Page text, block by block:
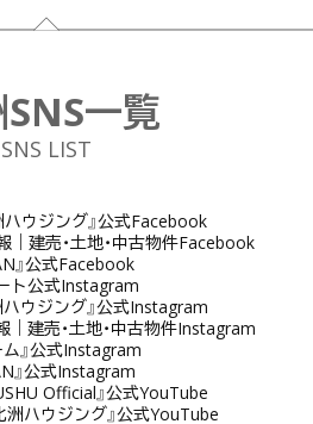
一覧
SNS LIST
ハウジング』公式Facebook
｜建売・土地・中古物件Facebook
』公式Facebook
ト公式Instagram
ハウジング』公式Instagram
｜建売・土地・中古物件Instagram
ム』公式Instagram
』公式Instagram
Official』公式YouTube
洲ハウジング』公式YouTube